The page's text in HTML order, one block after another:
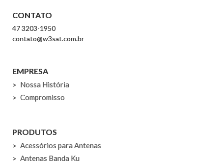
CONTATO
47 3203-1950
contato@w3sat.com.br
EMPRESA
Nossa História
Compromisso
PRODUTOS
Acessórios para Antenas
Antenas Banda Ku